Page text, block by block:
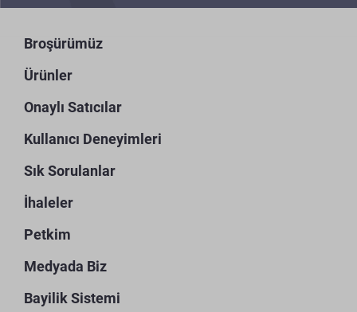
Broşürümüz
Ürünler
Onaylı Satıcılar
Kullanıcı Deneyimleri
Sık Sorulanlar
İhaleler
Petkim
Medyada Biz
Bayilik Sistemi